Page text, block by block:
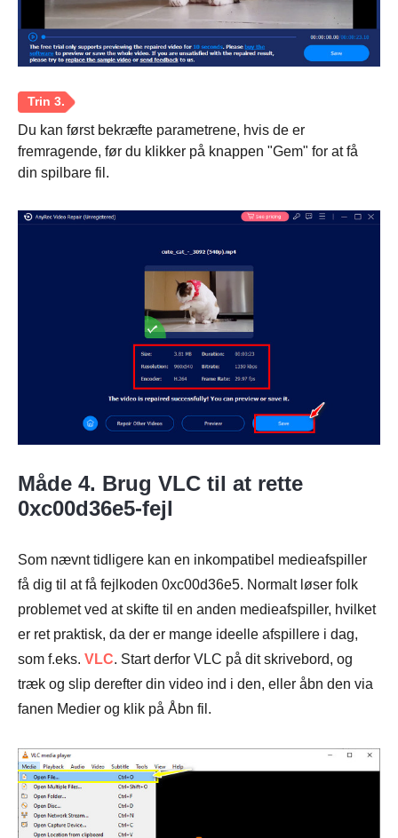
Du kan først bekræfte parametrene, hvis de er
fremragende, før du klikker på knappen "Gem" for at få
din spilbare fil.
Måde 4. Brug VLC til at rette
0xc00d36e5-fejl
Som nævnt tidligere kan en inkompatibel medieafspiller
få dig til at få fejlkoden 0xc00d36e5. Normalt løser folk
problemet ved at skifte til en anden medieafspiller, hvilket
er ret praktisk, da der er mange ideelle afspillere i dag,
som f.eks. VLC. Start derfor VLC på dit skrivebord, og
træk og slip derefter din video ind i den, eller åbn den via
fanen Medier og klik på Åbn fil.